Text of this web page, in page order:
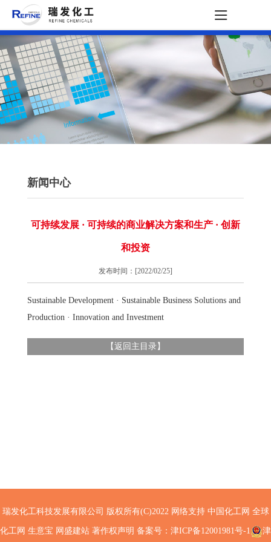
新闻中心
可持续发展 · 可持续的商业解决方案和生产 · 创新
和投资
发布时间：[2022/02/25]
Sustainable Development · Sustainable Business Solutions and
Production · Innovation and Investment
【 返回主目录 】
瑞发化工科技发展有限公司 版权所有(C)2022 网络支持 中国化工网 全球
化工网 生意宝 网盛建站 著作权声明 备案号：津ICP备12001981号-1 津